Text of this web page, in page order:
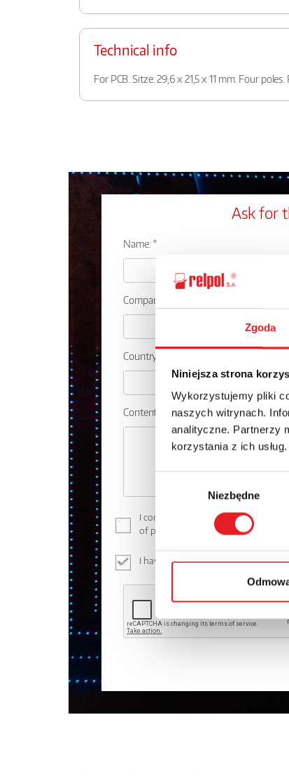
Zgoda
Niniejsza strona
Wykorzystujemy pliki
naszych witrynach.
analityczne. Partnerzy
korzystania z ich usług.
zgody
Niezbędne
Technical info
For PCB. Sitze: 29,6 x 21,5 x 11 mm. Four
Ask for
Name: *
Company:
Country:
Contents: *
I consent to the processing of my
of personal data in the Privacy Policy
I have read thePrivacy Policy*